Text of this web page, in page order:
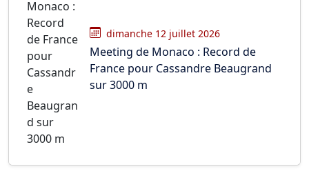
dimanche 12 juillet 2026
Meeting de Monaco : Record de
France pour Cassandre Beaugrand
sur 3000 m